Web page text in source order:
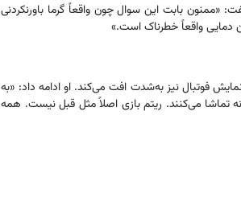
بابت این سوال چون واقعاً گرما باورنکردنی
واقعاً خطرناک است.»
فوتبال نیز به‌شدت افت می‌کند. او ادامه داد: «به‌
تماشا می‌کنند. ریتم بازی اصلاً مثل قبل نیست. همه‌